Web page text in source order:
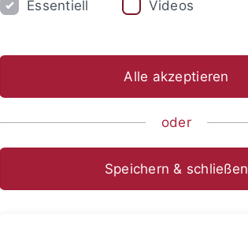
um sich anzumelden:
Essentiell Videos
Alle akzeptieren
oder
Speichern & schließen